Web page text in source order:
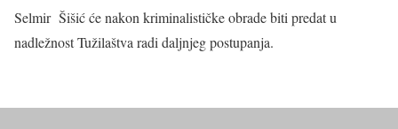
Selmir Šišić će nakon kriminalističke obrade biti predat u
nadležnost Tužilaštva radi daljnjeg postupanja.